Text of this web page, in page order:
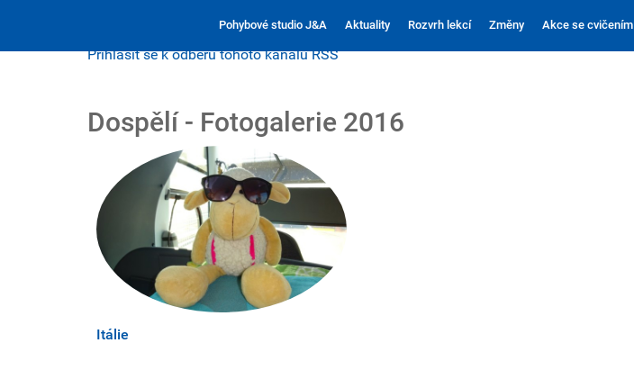
Pohybové studio J&A Aktuality Rozvrh lekcí Změny Akce se cvičením
Přihlásit se k odběru tohoto kanálu RSS
Dospělí - Fotogalerie 2016
Itálie